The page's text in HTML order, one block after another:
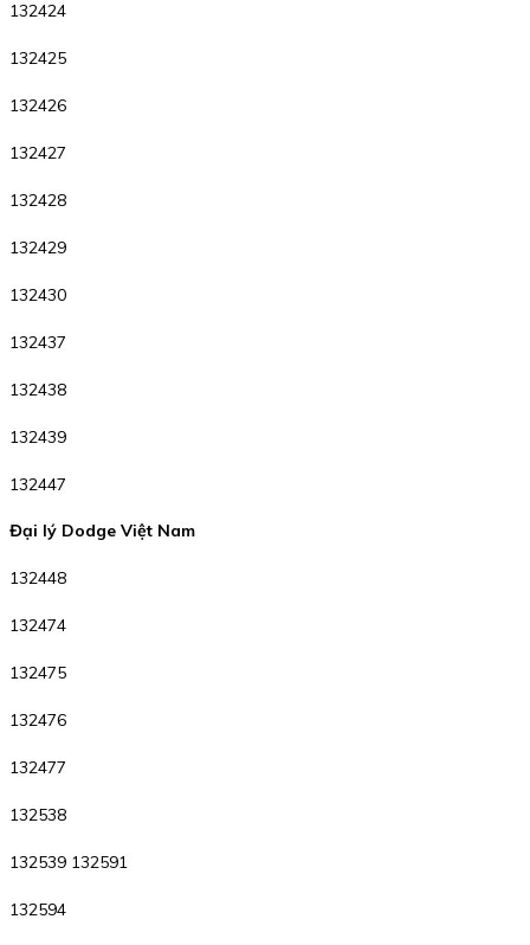
132424
132425
132426
132427
132428
132429
132430
132437
132438
132439
132447
Đại lý Dodge Việt Nam
132448
132474
132475
132476
132477
132538
132539 132591
132594